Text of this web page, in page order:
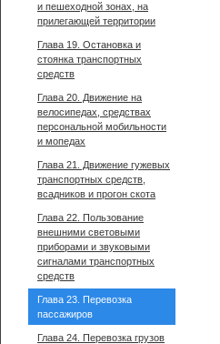
и пешеходной зонах, на
прилегающей территории
Глава 19. Остановка и
стоянка транспортных
средств
Глава 20. Движение на
велосипедах, средствах
персональной мобильности
и мопедах
Глава 21. Движение гужевых
транспортных средств,
всадников и прогон скота
Глава 22. Пользование
внешними световыми
приборами и звуковыми
сигналами транспортных
средств
Глава 23. Перевозка
пассажиров
Глава 24. Перевозка грузов